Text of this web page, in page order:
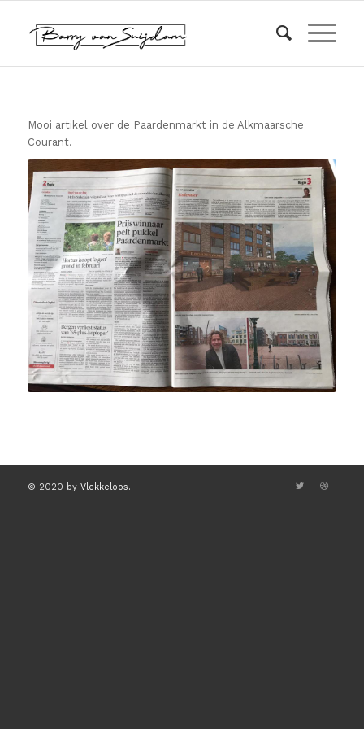
Mooi artikel over de Paardenmarkt in de Alkmaarsche
Courant.
© 2020 by Vlekkeloos.